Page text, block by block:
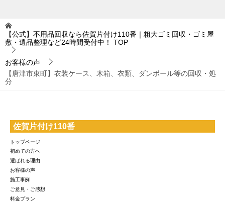
【公式】不用品回収なら佐賀片付け110番｜粗大ゴミ回収・ゴミ屋
敷・遺品整理など24時間受付中！
TOP
お客様の声
【唐津市東町】衣装ケース、木箱、衣類、ダンボール等の回収・処
分
佐賀片付け110番
トップページ
初めての方へ
選ばれる理由
お客様の声
施工事例
ご意見・ご感想
料金プラン